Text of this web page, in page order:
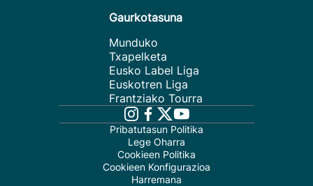
Gaurkotasuna
Munduko
Txapelketa
Eusko Label Liga
Euskotren Liga
Frantziako Tourra
Pribatutasun Politika
Lege Oharra
Cookieen Politika
Cookieen Konfigurazioa
Harremana